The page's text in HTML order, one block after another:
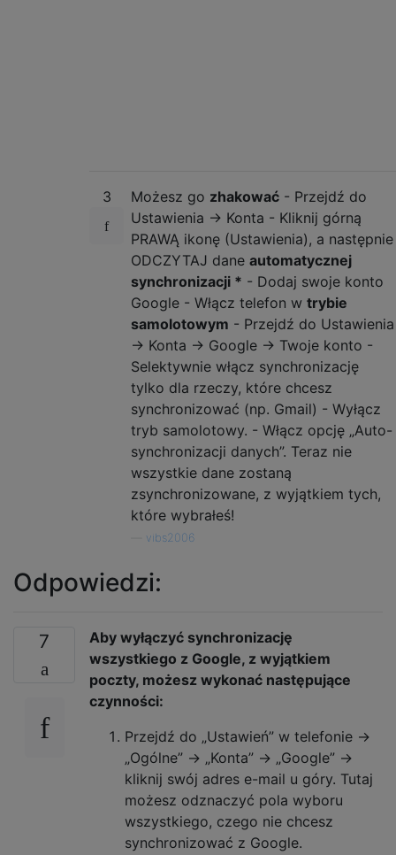
3 Możesz go zhakować - Przejdź do
Ustawienia -> Konta - Kliknij górną
PRAWĄ ikonę (Ustawienia), a następnie
ODCZYTAJ dane automatycznej
synchronizacji * - Dodaj swoje konto
Google - Włącz telefon w trybie
samolotowym - Przejdź do Ustawienia
-> Konta -> Google -> Twoje konto -
Selektywnie włącz synchronizację
tylko dla rzeczy, które chcesz
synchronizować (np. Gmail) - Wyłącz
tryb samolotowy. - Włącz opcję „Auto-
synchronizacji danych”. Teraz nie
wszystkie dane zostaną
zsynchronizowane, z wyjątkiem tych,
które wybrałeś!
vibs2006
Odpowiedzi:
7
Aby wyłączyć synchronizację
wszystkiego z Google, z wyjątkiem
poczty, możesz wykonać następujące
czynności:
Przejdź do „Ustawień” w telefonie ->
„Ogólne” -> „Konta” -> „Google” ->
kliknij swój adres e-mail u góry. Tutaj
możesz odznaczyć pola wyboru
wszystkiego, czego nie chcesz
synchronizować z Google.